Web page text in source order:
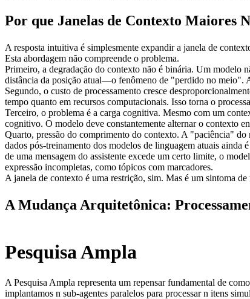
Por que Janelas de Contexto Maiores
A resposta intuitiva é simplesmente expandir a janela de
Esta abordagem não compreende o problema.
Primeiro, a degradação do contexto não é binária. Um modelo
distância da posição atual—o fenômeno de "perdido no meio".
Segundo, o custo de processamento cresce
tempo quanto em recursos computacionais. Isso torna o
Terceiro, o problema é a carga cognitiva. Mesmo com um
cognitivo. O modelo deve constantemente alternar o contexto
Quarto, pressão do comprimento do contexto. A "paciência" do
dados pós-treinamento dos modelos de linguagem atuais
de uma mensagem do assistente excede um certo limite, o
expressão incompletas, como tópicos com marcadores.
A janela de contexto é uma restrição, sim. Mas é um sintoma
A Mudança Arquitetônica:
Pesquisa Ampla
A Pesquisa Ampla representa um repensar fundamental de
implantamos n sub-agentes paralelos para processar n itens